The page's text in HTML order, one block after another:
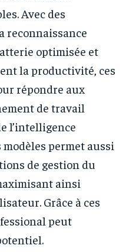
Avec des
reconnaissance
optimisée et
la productivité, ces
répondre aux
de travail
l’intelligence
permet aussi
de gestion du
ainsi
Grâce à ces
peut